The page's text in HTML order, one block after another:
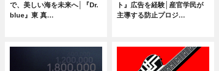
で、美しい海を未来へ│『Dr.
blue』東 真…
ト』広告を経験│産官学民が
主導する防止プロジ…